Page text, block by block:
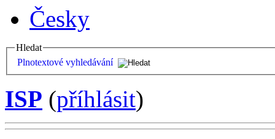
Česky
Hledat
Plnotextové vyhledávání
ISP (příhlásit)